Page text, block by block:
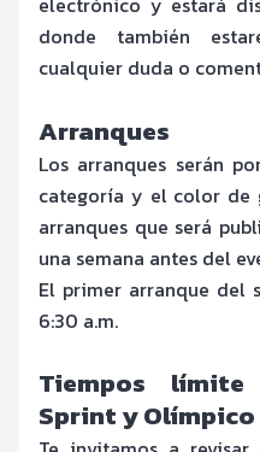
donde también
cualquier duda o
Arranques
Los arranques serán
categoría y el color de
arranques que será
una semana antes del
El primer arranque del
6:30 a.m.
Tiempos
Sprint y Olímpico